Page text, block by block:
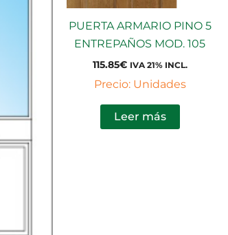
PUERTA ARMARIO PINO 5
ENTREPAÑOS MOD. 105
115.85€ IVA 21% INCL.
Precio: Unidades
Leer más